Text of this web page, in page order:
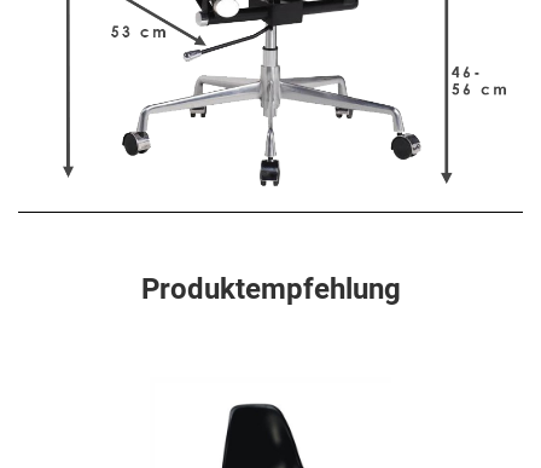
Produktempfehlung